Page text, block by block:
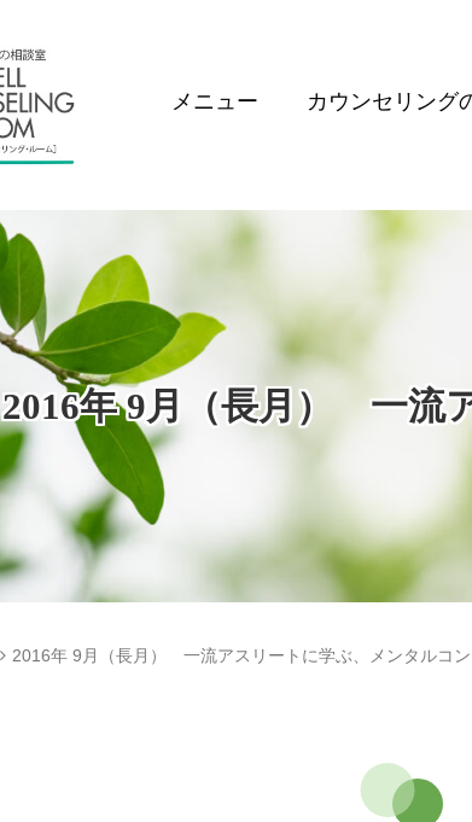
メニュー カウンセリング
2016年 9月（長月） 一流
2016年 9月（長月） 一流アスリートに学ぶ、メンタルコ